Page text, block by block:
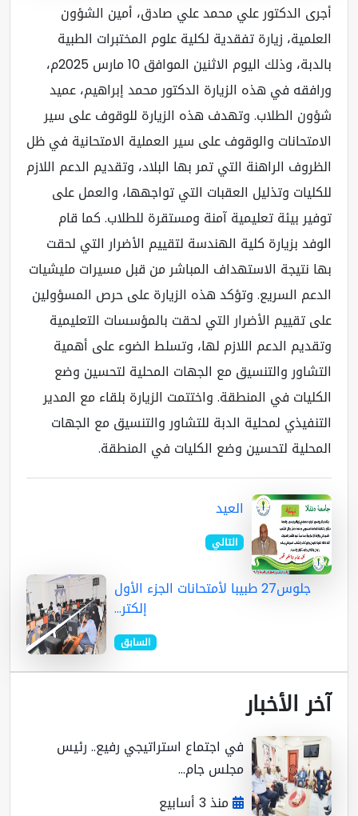
الدكتور علي محمد علي صادق، أمين الشؤون
زيارة تفقدية لكلية علوم المختبرات الطبية
بالدبة، وذلك اليوم الاثنين الموافق 10 مارس 2025م،
في هذه الزيارة الدكتور محمد إبراهيم، عميد
الطلاب. وتهدف هذه الزيارة للوقوف على سير
والوقوف على سير العملية الامتحانية في ظل
الراهنة التي تمر بها البلاد، وتقديم الدعم اللازم
وتذليل العقبات التي تواجهها، والعمل على
بيئة تعليمية آمنة ومستقرة للطلاب. كما قام
بزيارة كلية الهندسة لتقييم الأضرار التي لحقت
نتيجة الاستهداف المباشر من قبل مسيرات مليشيات
السريع. وتؤكد هذه الزيارة على حرص المسؤولين
تقييم الأضرار التي لحقت بالمؤسسات التعليمية
الدعم اللازم لها، وتسلط الضوء على أهمية
والتنسيق مع الجهات المحلية لتحسين وضع
في المنطقة. واختتمت الزيارة بلقاء مع المدير
لمحلية الدبة للتشاور والتنسيق مع الجهات
لتحسين وضع الكليات في المنطقة.
العيد
التالي
جلوس27 طبيبا لأمتحانات الجزء الأول
السابق
الأخبار
في اجتماع استراتيجي رفيع.. رئيس
مجلس جام...
منذ 3 أسابيع